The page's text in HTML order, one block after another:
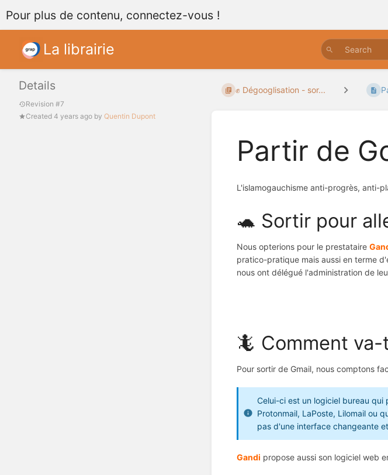
Pour plus de contenu, connectez-vous !
La librairie
Details
Revision #7
Created 4 years ago by Quentin Dupont
✊ Dégooglisation - sor...
Partir de
L'islamogauchisme anti-progrès, anti-
🐢 Sortir pour
Nous opterions pour le prestataire
pratico-pratique mais aussi en terme
nous ont délégué l'administration de
🦎 Comment
Pour sortir de Gmail, nous comptons
Celui-ci est un logiciel bureau qui
Protonmail, LaPoste, Lilomail ou
pas d'une interface changeante
Gandi propose aussi son logiciel web